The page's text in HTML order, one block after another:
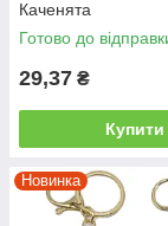
Каченята
Готово до
29,37 ₴
Купити
Новинка